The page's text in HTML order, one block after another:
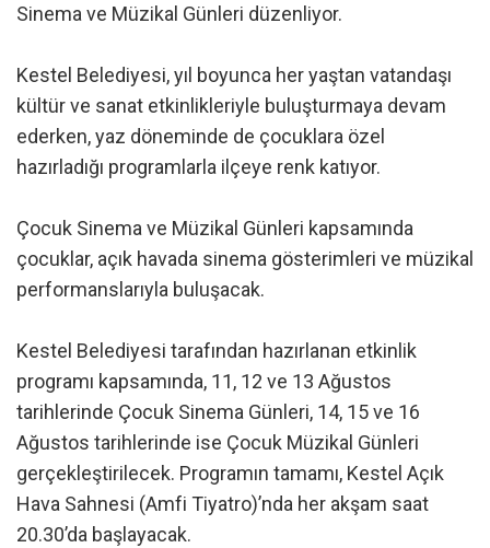
Sinema ve Müzikal Günleri düzenliyor.
Kestel Belediyesi, yıl boyunca her yaştan vatandaşı
kültür ve sanat etkinlikleriyle buluşturmaya devam
ederken, yaz döneminde de çocuklara özel
hazırladığı programlarla ilçeye renk katıyor.
Çocuk Sinema ve Müzikal Günleri kapsamında
çocuklar, açık havada sinema gösterimleri ve müzikal
performanslarıyla buluşacak.
Kestel Belediyesi tarafından hazırlanan etkinlik
programı kapsamında, 11, 12 ve 13 Ağustos
tarihlerinde Çocuk Sinema Günleri, 14, 15 ve 16
Ağustos tarihlerinde ise Çocuk Müzikal Günleri
gerçekleştirilecek. Programın tamamı, Kestel Açık
Hava Sahnesi (Amfi Tiyatro)’nda her akşam saat
20.30’da başlayacak.